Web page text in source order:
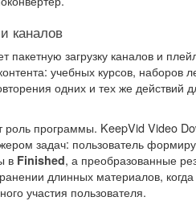
каналов
пакетную загрузку каналов и
учебных курсов, наборов
одних и тех же действий
роль программы. KeepVid Video
задач: пользователь
в Finished, а преобразованные
длинных материалов,
участия пользователя.